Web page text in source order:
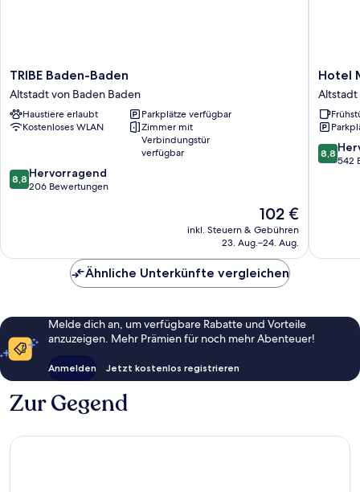
TRIBE
Baden-
Baden
Altstadt
von
TRIBE Baden-Baden
Altstadt von Baden Baden
Haustiere erlaubt
Parkplätze verfügbar
Kostenloses WLAN
Zimmer mit
Verbindungstür
verfügbar
8.8
von
8,8 Hervorragend
206 Bewertungen
Der
Preis
beträgt
102 €
inkl. Steuern & Gebühren
23. Aug.–24. Aug.
Hotel
Merkur
Altstadt
von
Baden
Baden
Hotel
Altstadt
8.8
von
8,8
542
Ähnliche Unterkünfte vergleichen
Melde dich an, um verfügbare Rabatte und Vorteile
anzuzeigen. Mehr Prämien für noch mehr Abenteuer!
Anmelden Jetzt kostenlos registrieren
Zur Gegend